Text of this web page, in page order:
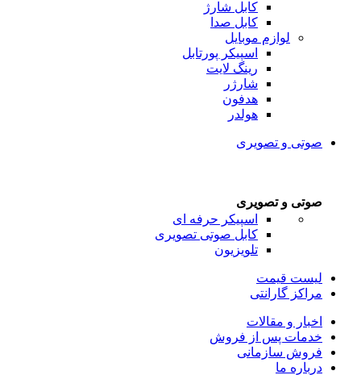
کابل شارژ
کابل صدا
لوازم موبایل
اسپیکر پورتابل
رینگ لایت
شارژر
هدفون
هولدر
صوتی و تصویری
صوتی و تصویری
اسپیکر حرفه ای
کابل صوتی تصویری
تلویزیون
لیست قیمت
مراکز گارانتی
اخبار و مقالات
خدمات پس از فروش
فروش سازمانی
درباره ما